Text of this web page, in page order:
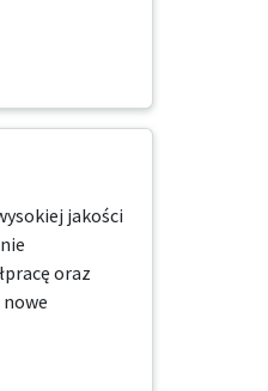
jakości
oraz